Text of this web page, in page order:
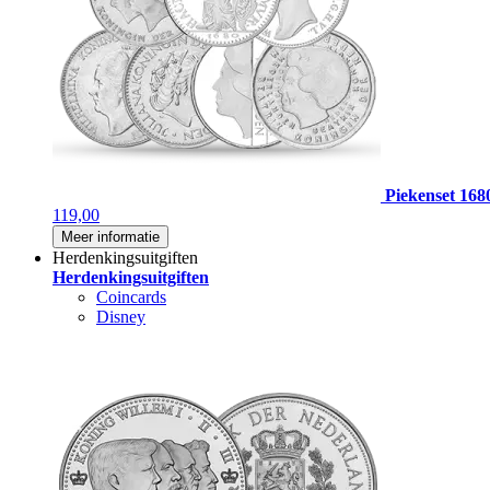
Piekenset
119,00
Meer informatie
Herdenkingsuitgiften
Herdenkingsuitgiften
Coincards
Disney